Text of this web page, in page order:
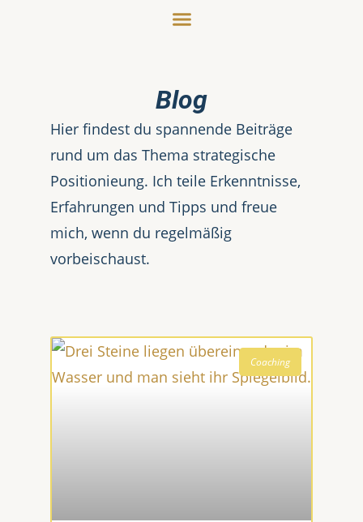
Blog
Hier findest du spannende Beiträge
rund um das Thema strategische
Positionieung. Ich teile Erkenntnisse,
Erfahrungen und Tipps und freue
mich, wenn du regelmäßig
vorbeischaust.
Coaching